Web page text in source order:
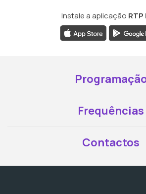
Instale a aplicação RTP
Frequências
Contactos